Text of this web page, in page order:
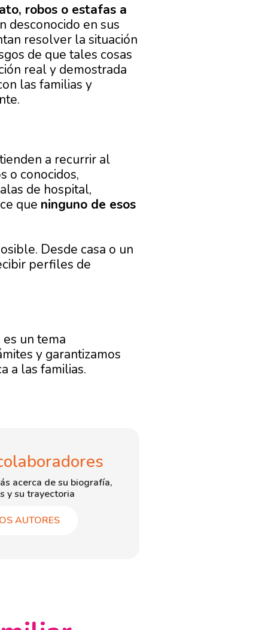
robos o estafas a
desconocido en sus
resolver la situación
de que tales cosas
real y demostrada
las familias y
a recurrir al
o conocidos,
de hospital,
que ninguno de esos
Desde casa o un
perfiles de
es un tema
y garantizamos
a las familias.
acerca de su biografía,
y su trayectoria
AUTORES